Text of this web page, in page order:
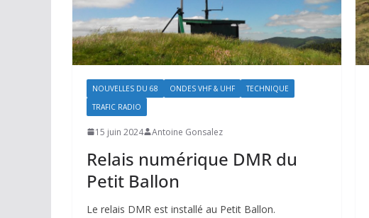
NOUVELLES DU 68 ONDES VHF & UHF
TECHNIQUE
TRAFIC RADIO
15 juin 2024 Antoine Gonsalez
Relais numérique DMR du
Petit Ballon
Le relais DMR est installé au Petit Ballon.